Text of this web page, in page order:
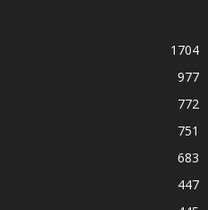
1704
977
772
751
683
447